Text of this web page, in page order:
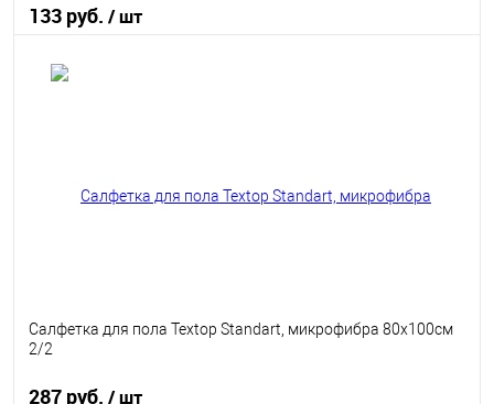
133 руб. / шт
Салфетка для пола Textop Standart, микрофибра 80х100см
2/2
287 руб. / шт